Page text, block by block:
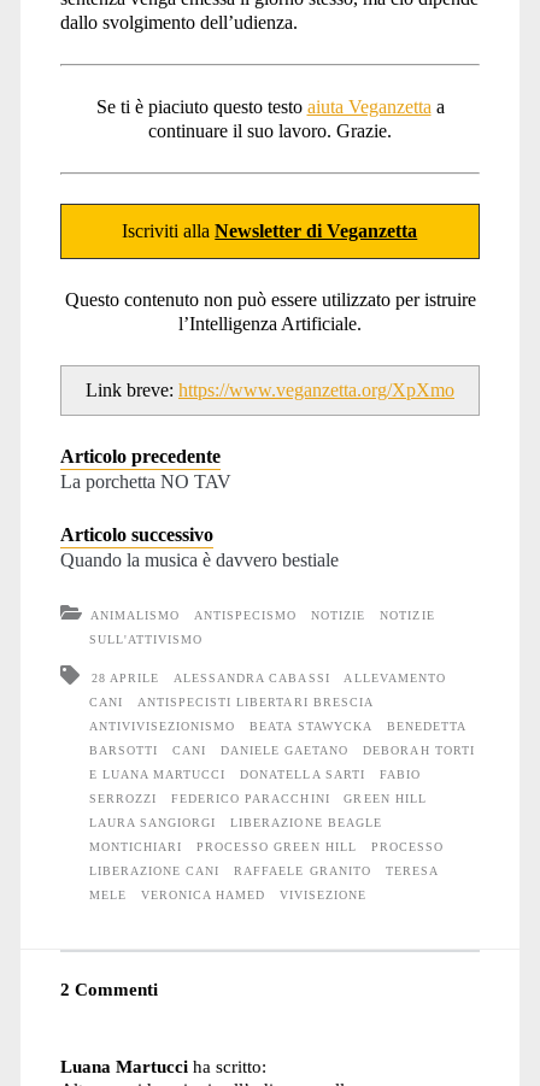
dallo svolgimento dell’udienza.
Se ti è piaciuto questo testo aiuta Veganzetta a
continuare il suo lavoro. Grazie.
Iscriviti allaNewsletter di Veganzetta
Questo contenuto non può essere utilizzato per istruire
l’Intelligenza Artificiale.
Link breve: https://www.veganzetta.org/XpXmo
Articolo precedente
La porchetta NO TAV
Articolo successivo
Quando la musica è davvero bestiale
ANIMALISMO ANTISPECISMO NOTIZIE
NOTIZIE
SULL'ATTIVISMO
28 APRILE ALESSANDRA CABASSI
ALLEVAMENTO
CANI
ANTISPECISTI LIBERTARI BRESCIA
ANTIVIVISEZIONISMO
BEATA STAWYCKA
BENEDETTA
BARSOTTI
CANI DANIELE GAETANO
DEBORAH TORTI
E LUANA MARTUCCI
DONATELLA SARTI
FABIO
SERROZZI
FEDERICO PARACCHINI
GREEN HILL
LAURA SANGIORGI
LIBERAZIONE BEAGLE
MONTICHIARI
PROCESSO GREEN HILL
PROCESSO
LIBERAZIONE CANI
RAFFAELE GRANITO
TERESA
MELE
VERONICA HAMED VIVISEZIONE
2 Commenti
Luana Martucci ha scritto: